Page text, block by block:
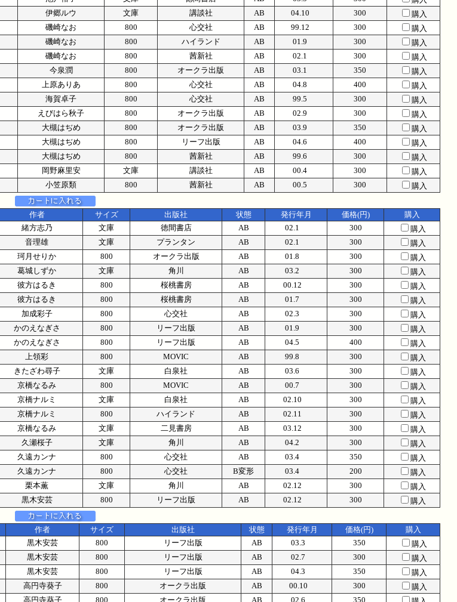
伊郷ルウ 文庫 講談社 AB 04.10 300
購入
磯崎なお 800 心交社 AB 99.12 300
購入
磯崎なお 800 ハイランド AB 01.9 300
購入
磯崎なお 800 茜新社 AB 02.1 300
購入
今泉潤 800 オークラ出版 AB 03.1 350
購入
上原ありあ 800 心交社 AB 04.8 400
購入
海賀卓子 800 心交社 AB 99.5 300
購入
えびはら秋子 800 オークラ出版 AB 02.9 300
購入
大槻はぢめ 800 オークラ出版 AB 03.9 350
購入
大槻はぢめ 800 リーフ出版 AB 04.6 400
購入
大槻はぢめ 800 茜新社 AB 99.6 300
購入
岡野麻里安 文庫 講談社 AB 00.4 300
購入
小笠原類 800 茜新社 AB 00.5 300 購入
作者 サイズ 出版社 状態 発行年月 価格(円)
購入
緒方志乃 文庫 徳間書店 AB 02.1 300
購入
音理雄 文庫 プランタン AB 02.1 300
購入
珂月せりか 800 オークラ出版 AB 01.8 300
購入
葛城しずか 文庫 角川 AB 03.2 300
購入
彼方はるき 800 桜桃書房 AB 00.12 300
購入
彼方はるき 800 桜桃書房 AB 01.7 300
購入
加成彩子 800 心交社 AB 02.3 300
購入
かのえなぎさ 800 リーフ出版 AB 01.9 300
購入
かのえなぎさ 800 リーフ出版 AB 04.5 400
購入
上領彩 800 MOVIC AB 99.8 300
購入
きたざわ尋子 文庫 白泉社 AB 03.6 300
購入
京橋なるみ 800 MOVIC AB 00.7 300
購入
京橋ナルミ 文庫 白泉社 AB 02.10 300
購入
京橋ナルミ 800 ハイランド AB 02.11 300
購入
京橋なるみ 文庫 二見書房 AB 03.12 300
購入
久瀬桜子 文庫 角川 AB 04.2 300
購入
久遠カンナ 800 心交社 AB 03.4 350
購入
久遠カンナ 800 心交社 B変形 03.4 200
購入
栗本薫 文庫 角川 AB 02.12 300
購入
黒木安芸 800 リーフ出版 AB 02.12 300 購入
作者 サイズ 出版社 状態 発行年月 価格(円)
購入
黒木安芸 800 リーフ出版 AB 03.3 350
購入
黒木安芸 800 リーフ出版 AB 02.7 300
購入
黒木安芸 800 リーフ出版 AB 04.3 350
購入
高円寺葵子 800 オークラ出版 AB 00.10 300
購入
高円寺葵子 800 オークラ出版 AB 02.6 350